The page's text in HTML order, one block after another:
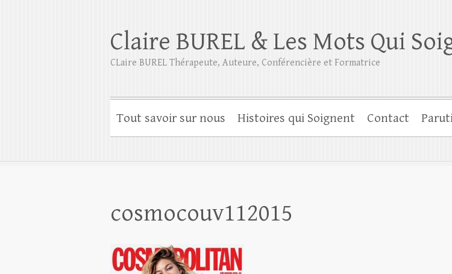
Claire BUREL & Les Mots Qui
CLaire BUREL Thérapeute, Auteure, Conférencière et Formatrice
Tout savoir sur nous Histoires qui Soignent Contact
cosmocouv112015